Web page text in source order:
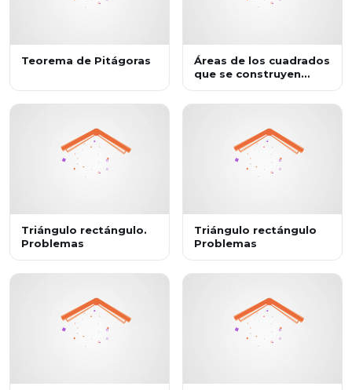
Teorema de Pitágoras
Áreas de los cuadrados
que se construyen
Triángulo rectángulo.
Problemas
Triángulo rectángulo
Problemas